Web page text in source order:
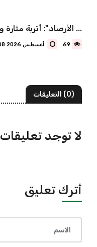
"الأرصاد": أتربة مثارة ورياح نشطة على منطقة نجران ...
69
(0) التعليقات
لا توجد تعليقات
أترك تعليق